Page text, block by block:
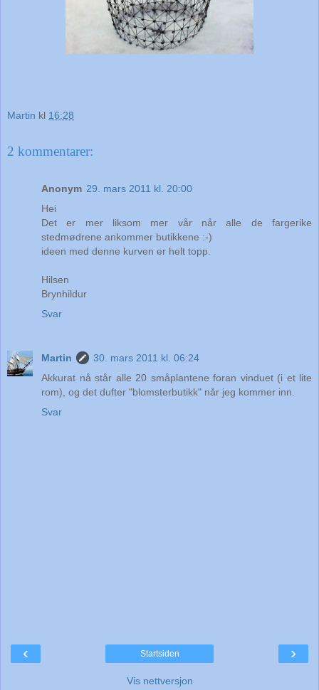
Martin kl 16:28
2 kommentarer:
Anonym 29. mars 2011 kl. 20:00
Hei
Det er mer liksom mer vår når alle de fargerike
stedmødrene ankommer butikkene :-)
ideen med denne kurven er helt topp.
Hilsen
Brynhildur
Svar
Martin
30. mars 2011 kl. 06:24
Akkurat nå står alle 20 småplantene foran vinduet (i et lite
rom), og det dufter "blomsterbutikk" når jeg kommer inn.
Svar
‹ ›
Startsiden
Vis nettversjon